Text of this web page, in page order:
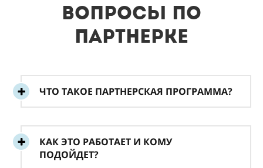
Вопросы по
партнерке
ЧТО ТАКОЕ ПАРТНЕРСКАЯ ПРОГРАММА?
КАК ЭТО РАБОТАЕТ И КОМУ
ПОДОЙДЕТ?